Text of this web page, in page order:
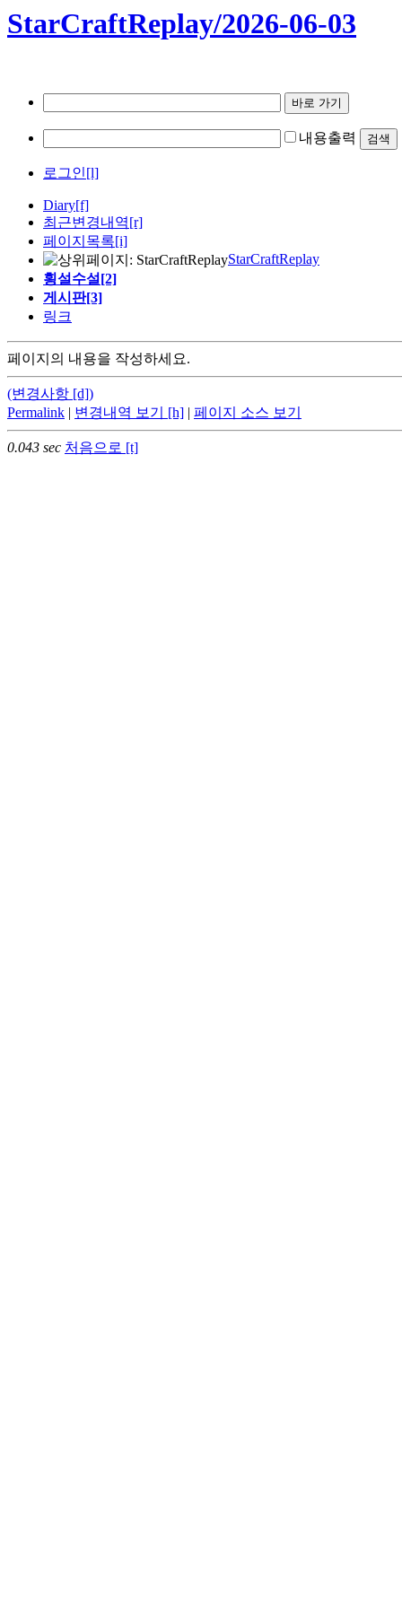
StarCraftReplay/2026-06-03
내용출력
로그인[l]
Diary[f]
최근변경내역[r]
페이지목록[i]
StarCraftReplay
횡설수설[2]
게시판[3]
링크
페이지의 내용을 작성하세요.
(변경사항 [d])
Permalink | 변경내역 보기 [h] | 페이지 소스 보기
0.043 sec 처음으로 [t]